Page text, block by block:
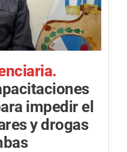
impedir el
y drogas